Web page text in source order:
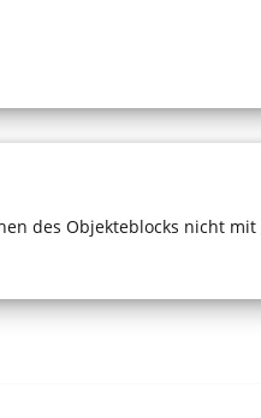
des Objekteblocks nicht